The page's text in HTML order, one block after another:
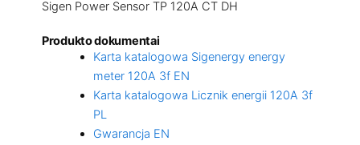
Sigen Power Sensor TP 120A CT DH
Produkto dokumentai
Karta katalogowa Sigenergy energy
meter 120A 3f EN
Karta katalogowa Licznik energii 120A 3f
PL
Gwarancja EN